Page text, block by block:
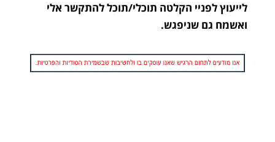
לייעוץ לפניי הקלטה תוכלי/תוכל להתקשר אלי
ואשמח גם שניפגש.